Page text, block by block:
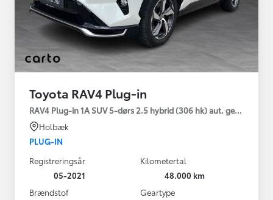
Toyota RAV4 Plug-in
RAV4 Plug-in 1A SUV 5-dørs 2.5 hybrid (306 hk) aut. gear AWD-i
Holbæk
PLUG-IN
Registreringsår
05-2021
Kilometertal
48.000 km
Brændstof
Geartype